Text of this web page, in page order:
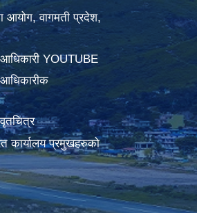
आयोग, वागमती प्रदेश,
YOUTUBE
कार्यालय प्रमुखहरुको